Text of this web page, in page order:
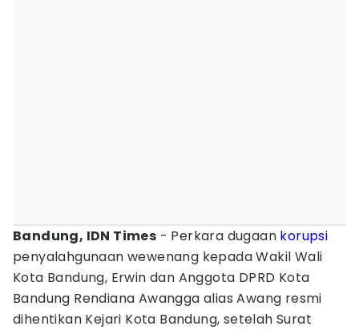
Bandung, IDN Times - Perkara dugaan korupsi
penyalahgunaan wewenang kepada Wakil Wali
Kota Bandung, Erwin dan Anggota DPRD Kota
Bandung Rendiana Awangga alias Awang resmi
dihentikan Kejari Kota Bandung, setelah Surat